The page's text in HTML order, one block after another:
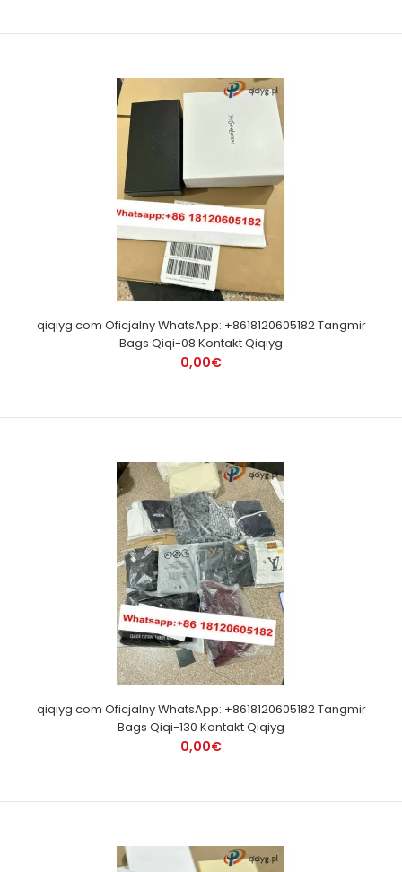
qiqiyg.com Oficjalny WhatsApp: +8618120605182 Tangmir
Bags Qiqi-08 Kontakt Qiqiyg
0,00€
qiqiyg.com Oficjalny WhatsApp: +8618120605182 Tangmir
Bags Qiqi-130 Kontakt Qiqiyg
0,00€